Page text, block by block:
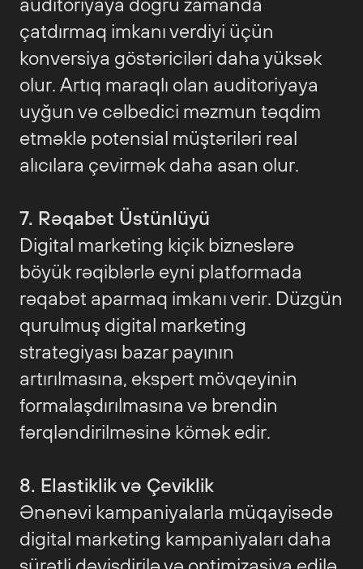
auditoriyaya doğru zamanda
çatdırmaq imkanı verdiyi üçün
konversiya göstəriciləri daha yüksək
olur. Artıq maraqlı olan auditoriyaya
uyğun və cəlbedici məzmun təqdim
etməklə potensial müştəriləri real
alıcılara çevirmək daha asan olur.
7. Rəqabət Üstünlüyü
Digital marketing kiçik bizneslərə
böyük rəqiblərlə eyni platformada
rəqabət aparmaq imkanı verir. Düzgün
qurulmuş digital marketing
strategiyası bazar payının
artırılmasına, ekspert mövqeyinin
formalaşdırılmasına və brendin
fərqləndirilməsinə kömək edir.
8. Elastiklik və Çeviklik
Ənənəvi kampaniyalarla müqayisədə
digital marketing kampaniyaları daha